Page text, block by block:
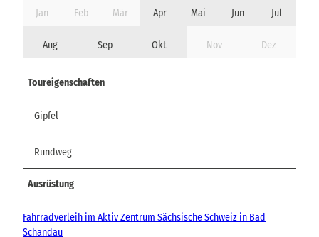
Jan Feb Mär Apr Mai Jun Jul
Aug Sep Okt Nov Dez
Toureigenschaften
Gipfel
Rundweg
Ausrüstung
Fahrradverleih im Aktiv Zentrum Sächsische Schweiz in Bad
Schandau